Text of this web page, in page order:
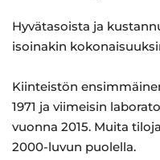
Hyvätasoista ja
isoinakin
Kiinteistön
1971 ja viimeisin
vuonna 2015. Muita
2000-luvun puolella.